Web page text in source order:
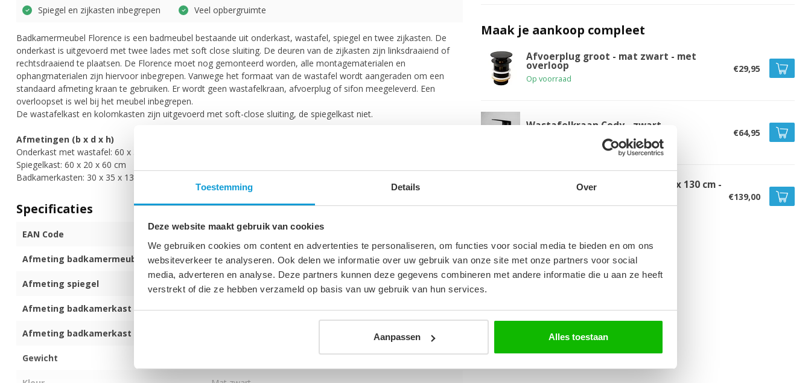
Toestemming Details Over
Deze website maakt gebruik van cookies
We gebruiken cookies om content en advertenties te personaliseren, om functies voor social media te bieden en om ons
websiteverkeer te analyseren. Ook delen we informatie over uw gebruik van onze site met onze partners voor social
media, adverteren en analyse. Deze partners kunnen deze gegevens combineren met andere informatie die u aan ze heeft
verstrekt of die ze hebben verzameld op basis van uw gebruik van hun services.
Aanpassen Alles toestaan
Spiegel en zijkasten inbegrepen Veel opbergruimte
Badkamermeubel Florence is een badmeubel bestaande uit onderkast, wastafel, spiegel en twee zijkasten. De
onderkast is uitgevoerd met twee lades met soft close sluiting. De deuren van de zijkasten zijn linksdraaiend of
rechtsdraaiend te plaatsen. De Florence moet nog gemonteerd worden, alle montagematerialen en
ophangmaterialen zijn hiervoor inbegrepen. Vanwege het formaat van de wastafel wordt aangeraden om een
standaard afmeting kraan te gebruiken. Er wordt geen wastafelkraan, afvoerplug of sifon meegeleverd. Een
overloopset is wel bij het meubel inbegrepen.
De wastafelkast en kolomkasten zijn uitgevoerd met soft-close sluiting, de spiegelkast niet.
Afmetingen (b x d x h)
Onderkast met wastafel: 60 x 35 x 51 cm
Spiegelkast: 60 x 20 x 60 cm
Badkamerkasten: 30 x 35 x 130 cm
Specificaties
EAN Code 8720171739470
Afmeting badkamermeubel (b x d x h) 60 x 35 x 51 cm
Afmeting spiegel 60 x 20 x 60 cm
Afmeting badkamerkast 30 x 35 x 130 cm
Afmeting badkamerkast
Gewicht
Maak je aankoop compleet
Afvoerplug groot - mat zwart - met
overloop
Op voorraad
€29,95
Wastafelkraan Cody - zwart
€64,95
Badkamerkast Florence 30 x 35 x 130 cm -
Op voorraad
€139,00